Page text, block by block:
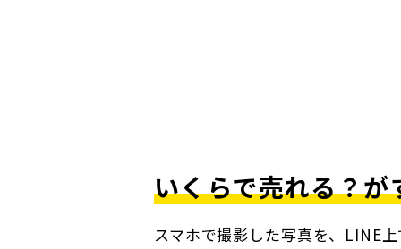
いくらで売れる？
スマホで撮影した写真を、LINE